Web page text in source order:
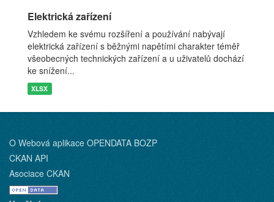
Elektrická zařízení
Vzhledem ke svému rozšíření a používání nabývají
elektrická zařízení s běžnými napětími charakter téměř
všeobecných technických zařízení a u uživatelů dochází
ke snížení...
XLSX
O Webová aplikace OPENDATA BOZP
CKAN API
Asociace CKAN